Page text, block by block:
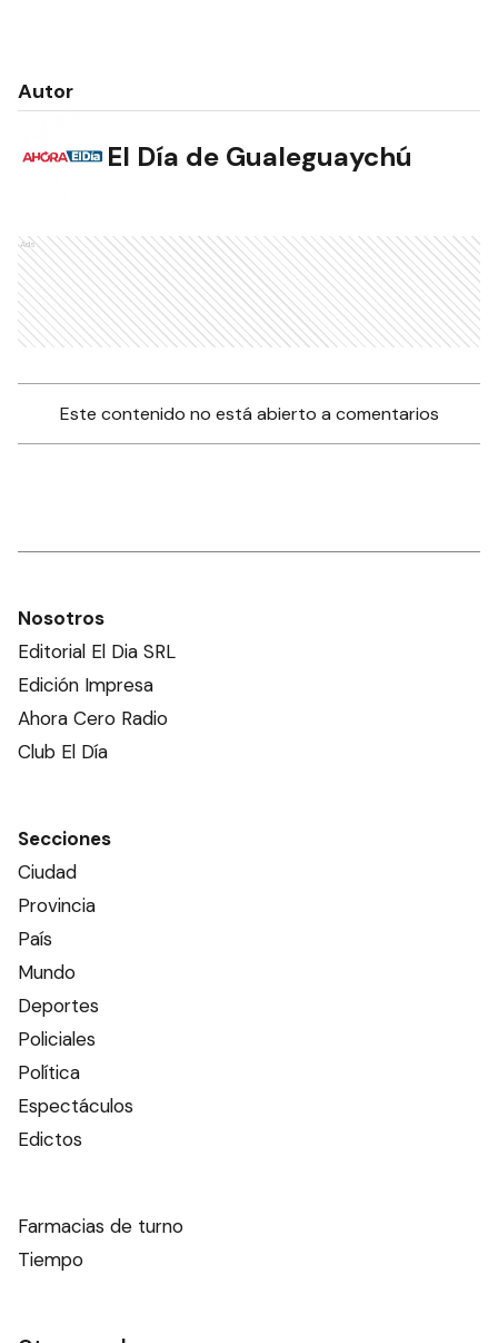
Autor
El Día de Gualeguaychú
Ads
Este contenido no está abierto a comentarios
Nosotros
Editorial El Dia SRL
Edición Impresa
Ahora Cero Radio
Club El Día
Secciones
Ciudad
Provincia
País
Mundo
Deportes
Policiales
Política
Espectáculos
Edictos
Farmacias de turno
Tiempo